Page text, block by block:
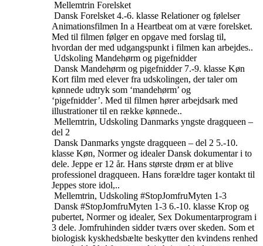
Mellemtrin Forelsket
Dansk Forelsket 4.-6. klasse Relationer og følelser
Animationsfilmen In a Heartbeat om at være forelsket.
Med til filmen følger en opgave med forslag til,
hvordan der med udgangspunkt i filmen kan arbejdes..
Udskoling Mandehørm og pigefnidder
Dansk Mandehørm og pigefnidder 7.-9. klasse Køn
Kort film med elever fra udskolingen, der taler om
kønnede udtryk som ‘mandehørm’ og
‘pigefnidder’. Med til filmen hører arbejdsark med
illustrationer til en række kønnede..
Mellemtrin, Udskoling Danmarks yngste dragqueen –
del 2
Dansk Danmarks yngste dragqueen – del 2 5.-10.
klasse Køn, Normer og idealer Dansk dokumentar i to
dele. Jeppe er 12 år. Hans største drøm er at blive
professionel dragqueen. Hans forældre tager kontakt til
Jeppes store idol,..
Mellemtrin, Udskoling #StopJomfruMyten 1-3
Dansk #StopJomfruMyten 1-3 6.-10. klasse Krop og
pubertet, Normer og idealer, Sex Dokumentarprogram i
3 dele. Jomfruhinden sidder tværs over skeden. Som et
biologisk kyskhedsbælte beskytter den kvindens renhed